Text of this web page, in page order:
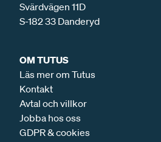
Svärdvägen 11D
S-182 33 Danderyd
OM TUTUS
Läs mer om Tutus
Kontakt
Avtal och villkor
Jobba hos oss
GDPR & cookies